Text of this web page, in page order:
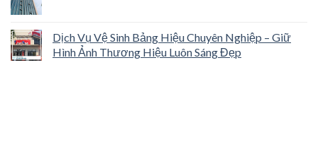
Dịch Vụ Vệ Sinh Bảng Hiệu Chuyên Nghiệp – Giữ
Hình Ảnh Thương Hiệu Luôn Sáng Đẹp